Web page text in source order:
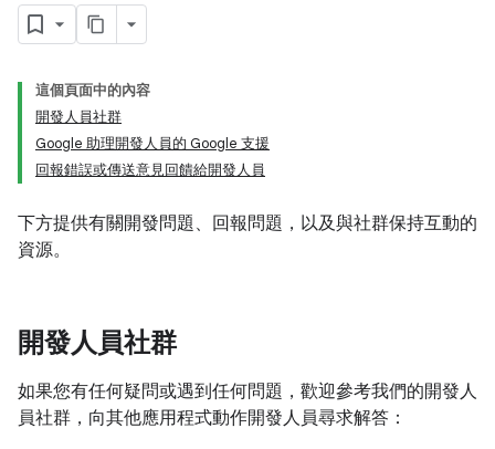
這個頁面中的內容
開發人員社群
Google 助理開發人員的 Google 支援
回報錯誤或傳送意見回饋給開發人員
下方提供有關開發問題、回報問題，以及與社群保持互動的
資源。
開發人員社群
如果您有任何疑問或遇到任何問題，歡迎參考我們的開發人
員社群，向其他應用程式動作開發人員尋求解答：